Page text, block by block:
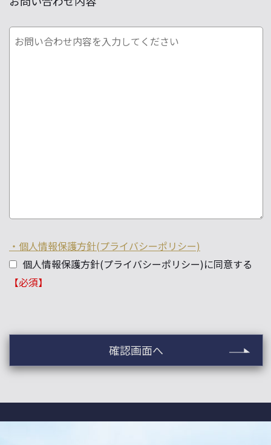
・個人情報保護方針(プライバシーポリシー)
個人情報保護方針(プライバシーポリシー)に同意する
【必須】